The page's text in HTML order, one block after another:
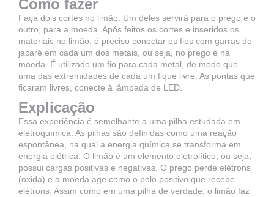
Como fazer
Faça dois cortes no limão. Um deles servirá para o prego e o
outro, para a moeda. Após feitos os cortes e inseridos os
materiais no limão, é preciso conectar os fios com garras de
jacaré em cada um dos metais, ou seja, no prego e na
moeda. É utilizado um fio para cada metal, de modo que
uma das extremidades de cada um fique livre. As pontas que
ficaram livres, conecte à lâmpada de LED.
Explicação
Essa experiência é semelhante a uma pilha estudada em
eletroquímica. As pilhas são definidas como uma reação
espontânea, na qual a energia química se transforma em
energia elétrica. O limão é um elemento eletrolítico, ou seja,
possui cargas positivas e negativas. O prego perde elétrons
(oxida) e a moeda age como o polo positivo que recebe
elétrons. Assim como em uma pilha de verdade, o limão faz